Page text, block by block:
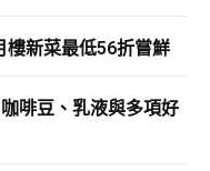
樓新菜最低56折嘗鮮
啡豆、乳液與多項好